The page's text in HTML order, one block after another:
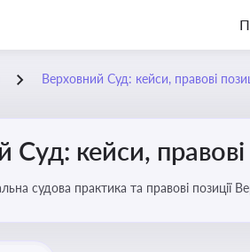
Верховний Суд: кейси, правові
Суд: кейси, правові
судова практика та правові позиції